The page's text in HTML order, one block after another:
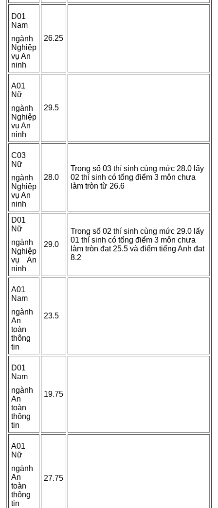
D01
Nam
ngành
Nghiệp
vụ An
ninh
26.25
A01
Nữ
ngành
Nghiệp
vụ An
ninh
29.5
C03
Nữ
ngành
Nghiệp
vụ An
ninh
28.0
Trong số 03 thí sinh cùng mức 28.0 lấy
02 thí sinh có tổng điểm 3 môn chưa
làm tròn từ 26.6
D01
Nữ
ngành
Nghiệp
vụ An
ninh
29.0
Trong số 02 thí sinh cùng mức 29.0 lấy
01 thí sinh có tổng điểm 3 môn chưa
làm tròn đạt 25.5 và điểm tiếng Anh đạt
8.2
A01
Nam
ngành
An
toàn
thông
tin
23.5
D01
Nam
ngành
An
toàn
thông
tin
19.75
A01
Nữ
ngành
An
toàn
thông
tin
27.75